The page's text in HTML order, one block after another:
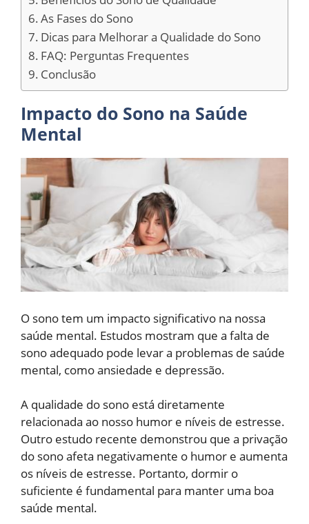
As Fases do Sono
Dicas para Melhorar a Qualidade do Sono
FAQ: Perguntas Frequentes
Conclusão
Impacto do Sono na Saúde
Mental
O sono tem um impacto significativo na nossa
saúde mental. Estudos mostram que a falta de
sono adequado pode levar a problemas de saúde
mental, como ansiedade e depressão.
A qualidade do sono está diretamente
relacionada ao nosso humor e níveis de estresse.
Outro estudo recente demonstrou que a privação
do sono afeta negativamente o humor e aumenta
os níveis de estresse. Portanto, dormir o
suficiente é fundamental para manter uma boa
saúde mental.